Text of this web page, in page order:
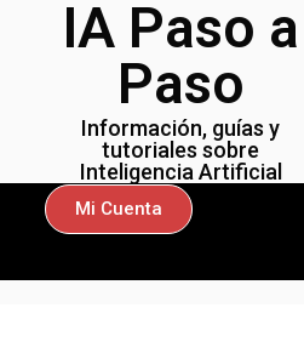
IA Paso a
Paso
Información, guías y
tutoriales sobre
Inteligencia Artificial
Mi Cuenta